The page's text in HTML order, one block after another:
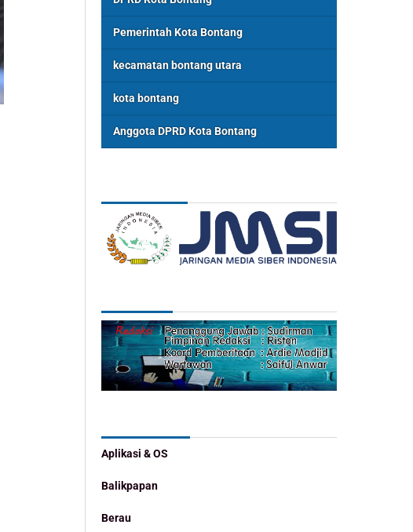
Pemerintah Kota Bontang
kecamatan bontang utara
kota bontang
Anggota DPRD Kota Bontang
Aplikasi & OS
Balikpapan
Berau